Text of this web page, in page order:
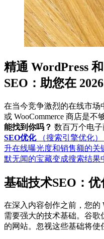
精通 WordPress
SEO：助您在
在当今竞争激烈的在线市场
或 WooCommerce 商店是不
能找到你吗？ 数百万个电
SEO优化（搜索引擎优化）
升在线曝光度和销售额的
默无闻的宝藏变成搜索结果
基础技术SEO：
在深入内容创作之前，您的
需要强大的技术基础。谷
的网站。忽视这些基础将使